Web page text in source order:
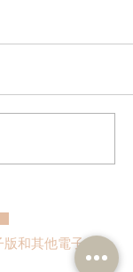
議員落
德足球盛
2成，倡
政府強化
和其他電子